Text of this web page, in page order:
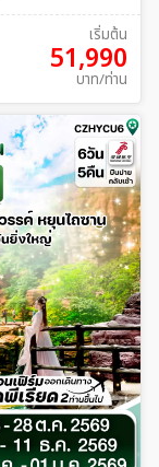
เริ่มต้น
51,990
บาท/ท่าน